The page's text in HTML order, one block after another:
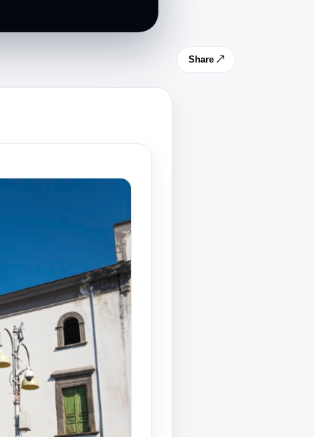
Share ↗